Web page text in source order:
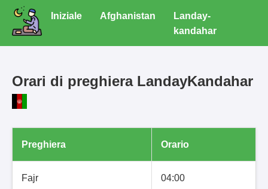
Iniziale Afghanistan
Landay-
kandahar
Orari di preghiera LandayKandahar
Preghiera Orario
Fajr 04:00